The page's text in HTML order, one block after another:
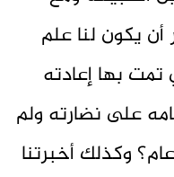
يكون لنا علم
تمت بها إعادته
على نضارته ولم
وكذلك أخبرتنا